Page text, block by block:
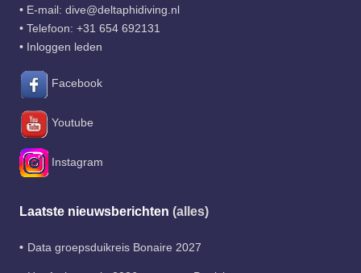
• E-mail: dive@deltaphidiving.nl
• Telefoon: +31 654 692131
• Inloggen leden
Facebook
Youtube
Instagram
Laatste nieuwsberichten (alles)
Data groepsduikreis Bonaire 2027